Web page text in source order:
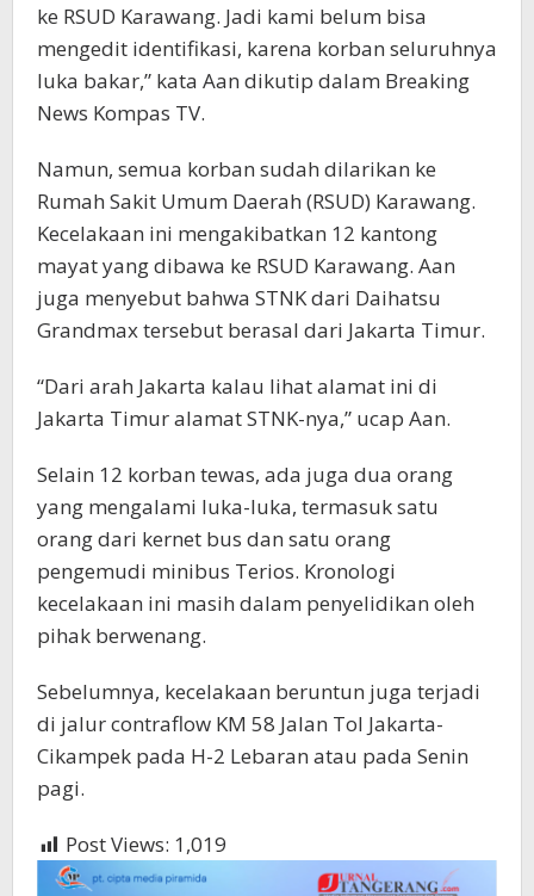
ke RSUD Karawang. Jadi kami belum bisa
mengedit identifikasi, karena korban seluruhnya
luka bakar,” kata Aan dikutip dalam Breaking
News Kompas TV.
Namun, semua korban sudah dilarikan ke
Rumah Sakit Umum Daerah (RSUD) Karawang.
Kecelakaan ini mengakibatkan 12 kantong
mayat yang dibawa ke RSUD Karawang. Aan
juga menyebut bahwa STNK dari Daihatsu
Grandmax tersebut berasal dari Jakarta Timur.
“Dari arah Jakarta kalau lihat alamat ini di
Jakarta Timur alamat STNK-nya,” ucap Aan.
Selain 12 korban tewas, ada juga dua orang
yang mengalami luka-luka, termasuk satu
orang dari kernet bus dan satu orang
pengemudi minibus Terios. Kronologi
kecelakaan ini masih dalam penyelidikan oleh
pihak berwenang.
Sebelumnya, kecelakaan beruntun juga terjadi
di jalur contraflow KM 58 Jalan Tol Jakarta-
Cikampek pada H-2 Lebaran atau pada Senin
pagi.
Post Views: 1,019